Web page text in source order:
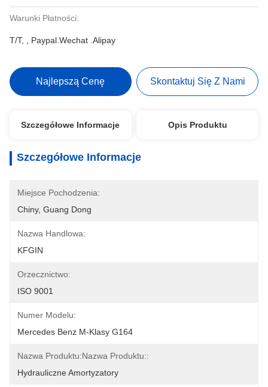
Warunki Płatności:
T/T, , Paypal.Wechat .Alipay
Najlepszą Cenę Skontaktuj Się Z Nami
Szczegółowe Informacje Opis Produktu
Szczegółowe Informacje
Miejsce Pochodzenia:
Chiny, Guang Dong
Nazwa Handlowa:
KFGIN
Orzecznictwo:
ISO 9001
Numer Modelu:
Mercedes Benz M-Klasy G164
Nazwa Produktu:Nazwa Produktu::
Hydrauliczne Amortyzatory